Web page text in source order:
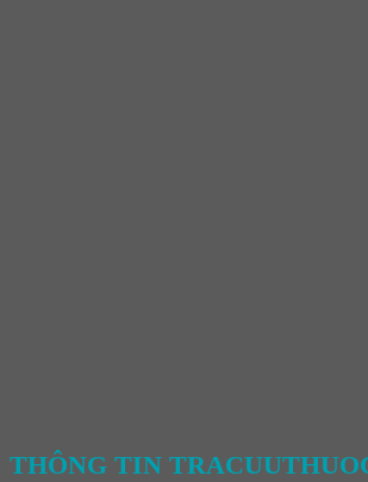
THÔNG TIN